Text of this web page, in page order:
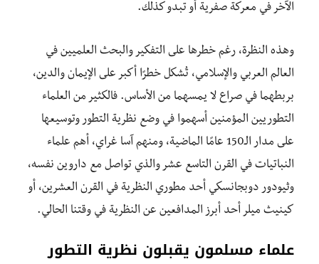
الآخر في معركة صفرية أو تبدو كذلك.
وهذه النظرة، رغم خطرها على التفكير والبحث العلميين في
العالم العربي والإسلامي، تُشكل خطرًا أكبر على الإيمان والدين،
بربطهما في صراع لا يمسهما من الأساس. فالكثير من العلماء
التطوريين المؤمنين أسهموا في وضع نظرية التطور وتوسيعها
على مدار الـ150 عامًا الماضية، ومنهم آسا غراي، أهم علماء
النباتيات في القرن التاسع عشر والذي تواصل مع داروين نفسه،
وثيودور دوبجانسكي أحد مطوري النظرية في القرن العشرين، أو
كينيث ميلر أحد أبرز المدافعين عن النظرية في وقتنا الحالي.
علماء مسلمون يقبلون نظرية التطور